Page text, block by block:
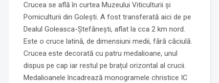
Crucea se află în curtea Muzeului Viticulturii și
Pomiculturii din Golești. A fost transferată aici de pe
Dealul Goleasca-Ștefănești, aflat la cca 2 km nord.
Este o cruce latină, de dimensiuni medii, fără căciulă.
Crucea este decorată cu patru medalioane, unul
dispus pe cap iar restul pe brațul orizontal al crucii.
Medalioanele încadrează monogramele christice IC